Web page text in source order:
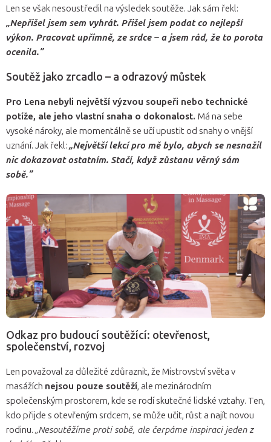
Len se však nesoustředil na výsledek soutěže. Jak sám řekl:
„Nepřišel jsem sem vyhrát. Přišel jsem podat co nejlepší
výkon. Pracovat upřímně, ze srdce – a jsem rád, že to porota
ocenila.”
Soutěž jako zrcadlo – a odrazový můstek
Pro Lena nebyli největší výzvou soupeři nebo technické
potíže, ale jeho vlastní snaha o dokonalost. Má na sebe
vysoké nároky, ale momentálně se učí upustit od snahy o vnější
uznání. Jak řekl: „Největší lekcí pro mě bylo, abych se nesnažil
nic dokazovat ostatním. Stačí, když zůstanu věrný sám
sobě.”
Odkaz pro budoucí soutěžící: otevřenost,
společenství, rozvoj
Len považoval za důležité zdůraznit, že Mistrovství světa v
masážích nejsou pouze soutěží, ale mezinárodním
společenským prostorem, kde se rodí skutečné lidské vztahy. Ten,
kdo přijde s otevřeným srdcem, se může učit, růst a najít novou
rodinu. „Nesoutěžíme proti sobě, ale čerpáme inspiraci jeden z